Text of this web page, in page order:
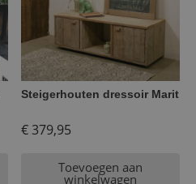
Steigerhouten dressoir Marit
€379,95
Toevoegen aan
winkelwagen